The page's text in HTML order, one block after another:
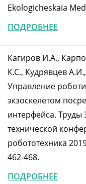
Ekologicheskaia
ПОДРОБНЕЕ
Кагиров И.А.,
К.С., Кудрявцев
Управление
экзоскелетом
интерфейса.
технической
робототехника
462-468.
ПОДРОБНЕЕ